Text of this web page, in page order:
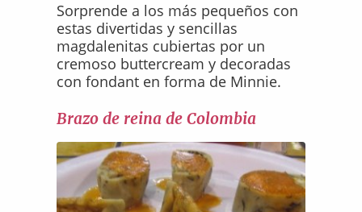
Sorprende a los más pequeños con
estas divertidas y sencillas
magdalenitas cubiertas por un
cremoso buttercream y decoradas
con fondant en forma de Minnie.
Brazo de reina de Colombia